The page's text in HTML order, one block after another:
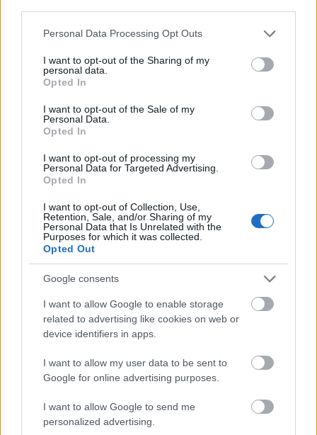
Please note that this website/app uses one or more Google
not limited to your visit or usage behaviour. You may click to
grant or deny consent to Google and its third-party tags to
use your data for below specified purposes in below Google
consent section.
Personal Data Processing Opt Outs
I want to opt-out of the Sharing of my
personal data.
Opted In
I want to opt-out of the Sale of my
Personal Data.
Opted In
I want to opt-out of processing my
Personal Data for Targeted Advertising.
Opted In
I want to opt-out of Collection, Use,
Retention, Sale, and/or Sharing of my
Personal Data that Is Unrelated with the
Purposes for which it was collected.
Opted Out
Google consents
I want to allow Google to enable storage
related to advertising like cookies on web or
device identifiers in apps.
I want to allow my user data to be sent to
Google for online advertising purposes.
I want to allow Google to send me
personalized advertising.
Η OpenAI σταματά το μοντέλο Astra που έλυσε 10
Ζώδια σήμερα 8/8: Η τέλεια μέρα για επικοινωνία και